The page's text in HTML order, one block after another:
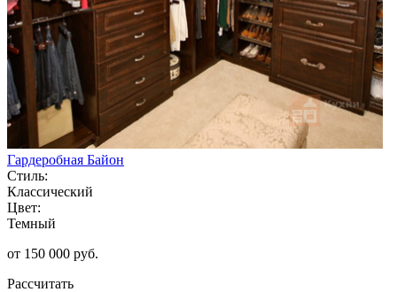
Гардеробная Байон
Стиль:
Классический
Цвет:
Темный
от 150 000 руб.
Рассчитать